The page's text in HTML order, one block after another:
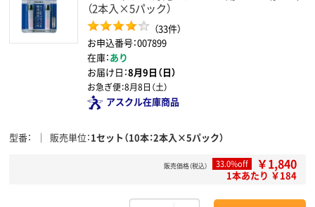
（2本入×5パック）
（33件）
お申込番号：007899
在庫：あり
お届け日：8月9日（日）
お急ぎ便：8月8日（土）
アスクル在庫商品
型番 販売単位 1セット（10本：2本入×5パック）
販売価格（税込） 33.0%off ￥1,840
1本あたり ￥184